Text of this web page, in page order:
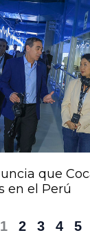
que
en el Perú
1 2 3 4 5